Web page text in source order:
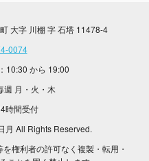
大字 川棚 字 石塔 11478-4
0074
10:30 から 19:00
週 月・火・木
時間受付
月 All Rights Reserved.
権利者の許可なく複製・転用・